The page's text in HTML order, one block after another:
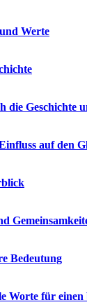
Werte
die Geschichte
auf den
Bedeutung
Worte für einen